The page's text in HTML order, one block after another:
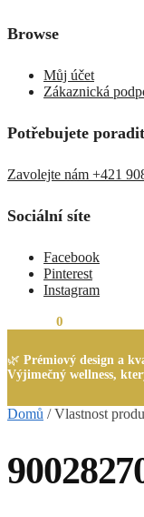
Browse
Můj účet
Zákaznická
Potřebujete
Zavolejte nám +421
Sociální síte
Facebook
Pinterest
Instagram
0
🌿 Prémiový design a
Výjimečný wellness,
Domů /Vlastnost